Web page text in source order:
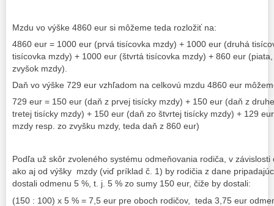
Mzdu vo výške 4860 eur si môžeme teda rozložiť na:
4860 eur = 1000 eur (prvá tisícovka mzdy) + 1000 eur (druhá
tisícovka mzdy) + 1000 eur (štvrtá tisícovka mzdy) + 860 eur
zvyšok mzdy).
Daň vo výške 729 eur vzhľadom na celkovú mzdu 4860 eur
729 eur = 150 eur (daň z prvej tisícky mzdy) + 150 eur (daň z
tretej tisícky mzdy) + 150 eur (daň zo štvrtej tisícky mzdy) + 129
mzdy resp. zo zvyšku mzdy, teda daň z 860 eur)
Podľa už skôr zvoleného systému odmeňovania rodiča, v
ako aj od výšky mzdy (viď príklad č. 1) by rodičia z dane
dostali odmenu 5 %, t. j. 5 % zo sumy 150 eur, čiže by dostali:
(150 : 100) x 5 % = 7,5 eur pre oboch rodičov, teda 3,75 eur